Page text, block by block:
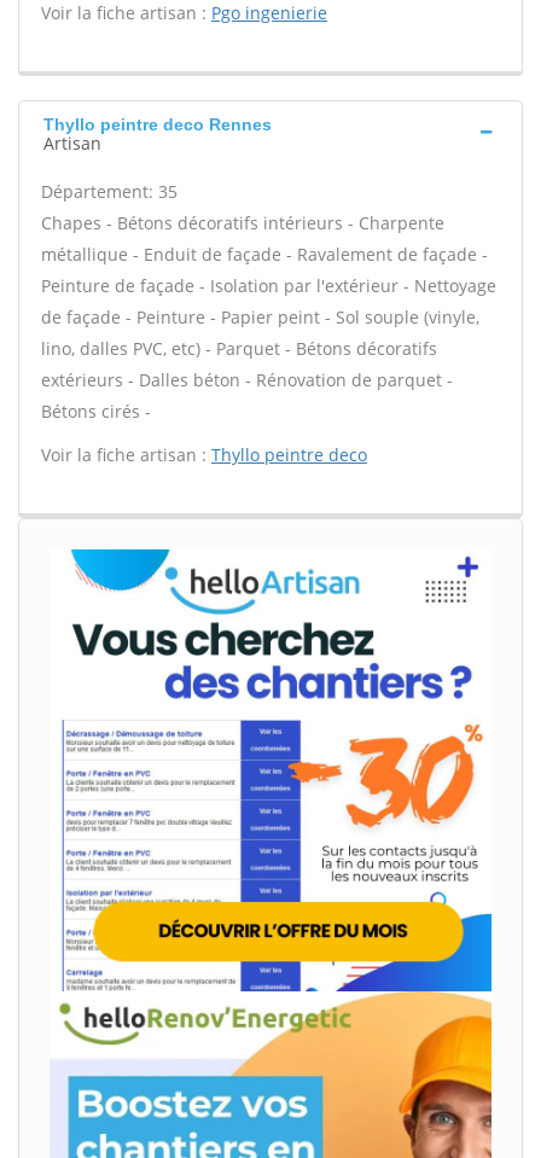
Voir la fiche artisan : Pgo ingenierie
Thyllo peintre deco Rennes
Artisan
Département: 35
Chapes - Bétons décoratifs intérieurs - Charpente
métallique - Enduit de façade - Ravalement de façade -
Peinture de façade - Isolation par l'extérieur - Nettoyage
de façade - Peinture - Papier peint - Sol souple (vinyle,
lino, dalles PVC, etc) - Parquet - Bétons décoratifs
extérieurs - Dalles béton - Rénovation de parquet -
Bétons cirés -
Voir la fiche artisan : Thyllo peintre deco